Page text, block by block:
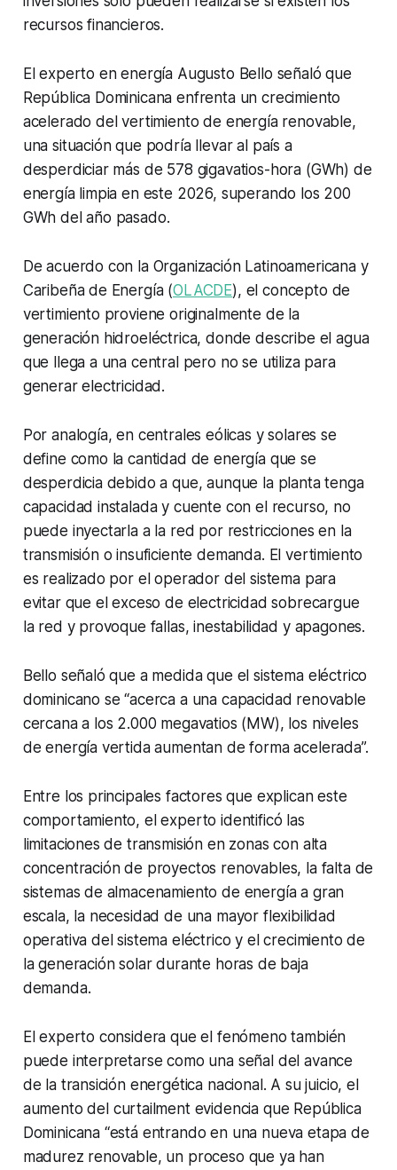
recursos financieros.
El experto en energía Augusto Bello señaló que
República Dominicana enfrenta un crecimiento
acelerado del vertimiento de energía renovable,
una situación que podría llevar al país a
desperdiciar más de 578 gigavatios-hora (GWh) de
energía limpia en este 2026, superando los 200
GWh del año pasado.
De acuerdo con la Organización Latinoamericana y
Caribeña de Energía (OLACDE), el concepto de
vertimiento proviene originalmente de la
generación hidroeléctrica, donde describe el agua
que llega a una central pero no se utiliza para
generar electricidad.
Por analogía, en centrales eólicas y solares se
define como la cantidad de energía que se
desperdicia debido a que, aunque la planta tenga
capacidad instalada y cuente con el recurso, no
puede inyectarla a la red por restricciones en la
transmisión o insuficiente demanda. El vertimiento
es realizado por el operador del sistema para
evitar que el exceso de electricidad sobrecargue
la red y provoque fallas, inestabilidad y apagones.
Bello señaló que a medida que el sistema eléctrico
dominicano se “acerca a una capacidad renovable
cercana a los 2.000 megavatios (MW), los niveles
de energía vertida aumentan de forma acelerada”.
Entre los principales factores que explican este
comportamiento, el experto identificó las
limitaciones de transmisión en zonas con alta
concentración de proyectos renovables, la falta de
sistemas de almacenamiento de energía a gran
escala, la necesidad de una mayor flexibilidad
operativa del sistema eléctrico y el crecimiento de
la generación solar durante horas de baja
demanda.
El experto considera que el fenómeno también
puede interpretarse como una señal del avance
de la transición energética nacional. A su juicio, el
aumento del curtailment evidencia que República
Dominicana “está entrando en una nueva etapa de
madurez renovable, un proceso que ya han